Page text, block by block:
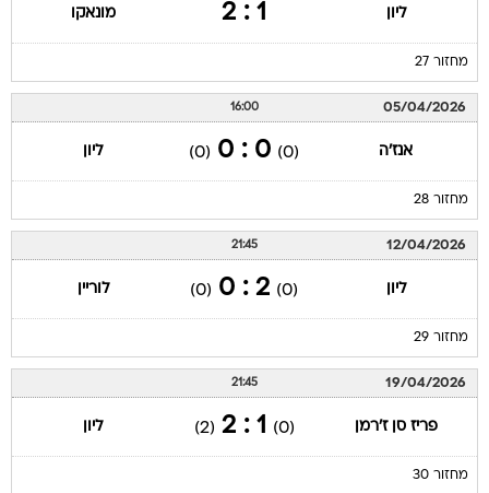
ליון 1 : 2 מונאקו
מחזור 27
05/04/2026
16:00
אנז'ה (0)
0 : 0
(0) ליון
מחזור 28
12/04/2026
21:45
ליון (0)
2 : 0
(0) לוריין
מחזור 29
19/04/2026
21:45
פריז סן ז'רמן (0)
1 : 2
(2) ליון
מחזור 30